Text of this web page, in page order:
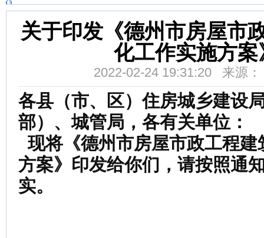
关于印发《德州市房屋市
化工作实施方案
2022-02-24 19:31:20 来源
各县（市、区）住房城乡建设
部） 、城管局， 各有关单位 ：
现将 《德州市房屋市政工程
方案》 印发给你们，请按照通
实。